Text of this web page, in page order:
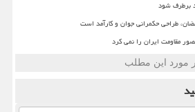
برطرف شود
طراحی حکمرانی جوان و کارآمد است
مقاومت ایران را نمی کرد
مورد این مطلب